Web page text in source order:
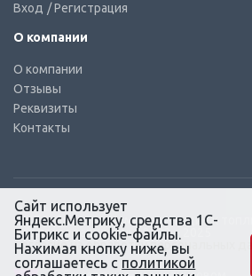
Вход / Регистрация
О компании
О компании
Отзывы
Реквизиты
Контакты
© КТС-Дизель – Комплектующие к
Все права защищены, 2003 – 2025
Согласие на обработку персональных
Сайт использует
Яндекс.Метрику, средства 1С-
Битрикс и cookie-файлы.
Нажимая кнопку ниже, вы
соглашаетесь с политикой